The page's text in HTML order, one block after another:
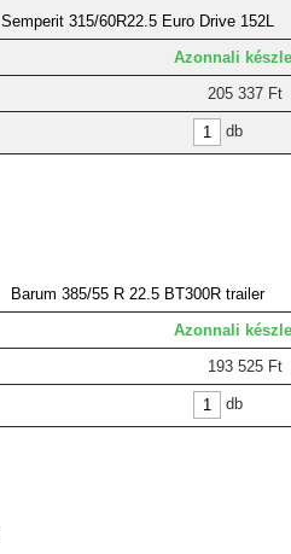
Semperit 315/60R22.5 Euro Drive 152L
Azonnali
205 337 Ft
db
Barum 385/55 R 22.5 BT300R trailer
Azonnali
193 525 Ft
db